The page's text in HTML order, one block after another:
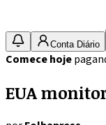
Conta Diário
Comece hoje
EUA